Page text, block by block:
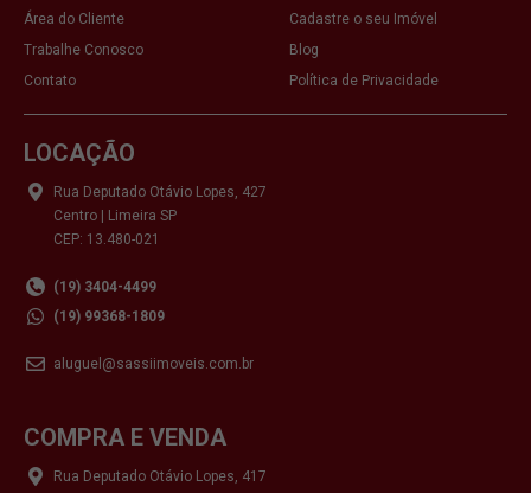
Área do Cliente
Cadastre o seu Imóvel
Trabalhe Conosco
Blog
Contato
Política de Privacidade
LOCAÇÃO
Rua Deputado Otávio Lopes, 427
Centro | Limeira SP
CEP: 13.480-021
(19) 3404-4499
(19) 99368-1809
aluguel@sassiimoveis.com.br
COMPRA E VENDA
Rua Deputado Otávio Lopes, 417